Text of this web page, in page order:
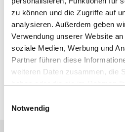
zu können und die Zugriffe auf
analysieren. Außerdem geben
Verwendung unserer Website
soziale Medien, Werbung und
Partner führen diese
weiteren Daten zusammen, die
haben oder die sie im Rahmen
Notwendig